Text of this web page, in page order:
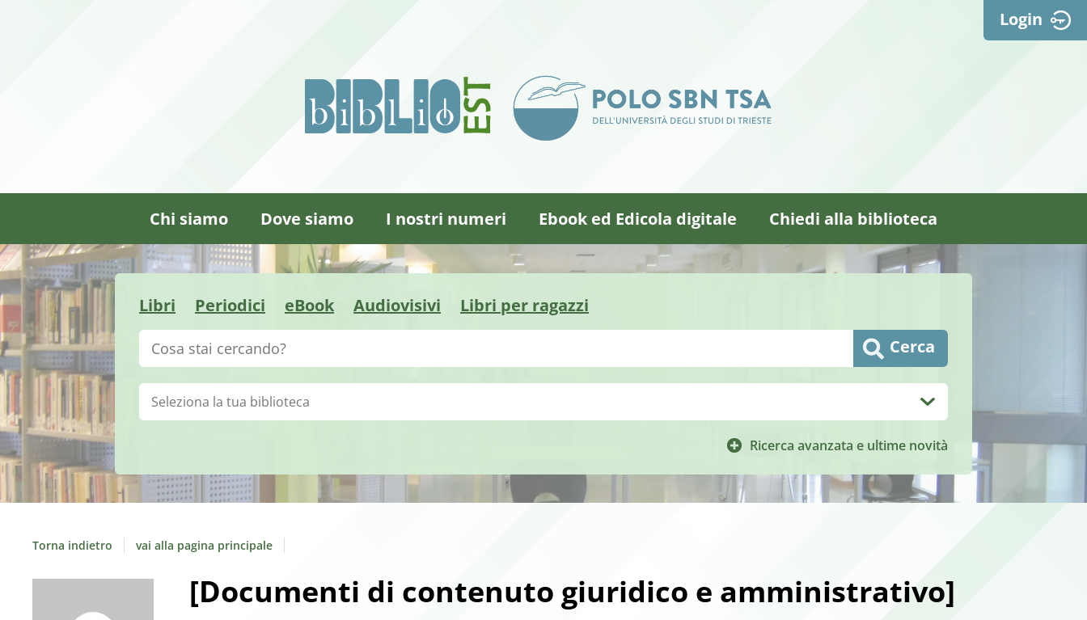
Login
Chi siamo Dove siamo I nostri numeri Ebook ed Edicola digitale Chiedi alla biblioteca
Libri Periodici eBook Audiovisivi Libri per ragazzi
Cerca su "Catalogo" Cerca
Ricerca avanzata e ultime novità
Biblioteca:
Torna indietro vai alla pagina principale
[Documenti di contenuto giuridico e amministrativo]